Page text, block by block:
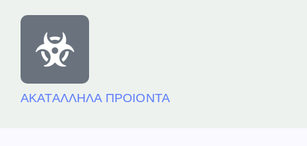
ΑΚΑΤΑΛΛΗΛΑ ΠΡΟΙΟΝΤΑ